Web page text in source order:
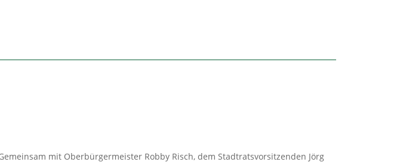
mit Oberbürgermeister Robby Risch, dem Stadtratsvorsitzenden Jörg